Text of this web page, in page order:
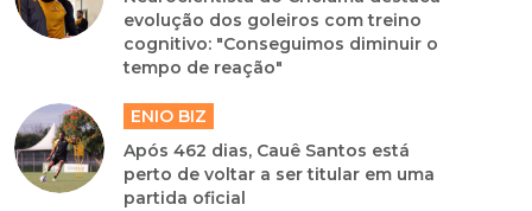
evolução dos goleiros com treino
cognitivo: "Conseguimos diminuir o
tempo de reação"
ENIO BIZ
Após 462 dias, Cauê Santos está
perto de voltar a ser titular em uma
partida oficial